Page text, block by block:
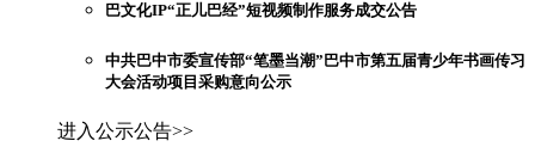
巴文化IP“正儿巴经”短视频制作服务成交公告
中共巴中市委宣传部“笔墨当潮”巴中市第五届青少年书画传习
大会活动项目采购意向公示
进入公示公告>>